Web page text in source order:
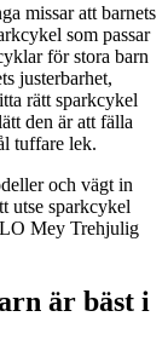
missar att barnets
som passar
för stora barn
justerbarhet,
rätt sparkcykel
den är att fälla
tuffare lek.
och vägt in
utse sparkcykel
Mey Trehjulig
är bäst i